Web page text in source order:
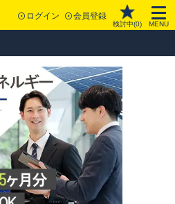
ログイン 会員登録
検討中(0) MENU